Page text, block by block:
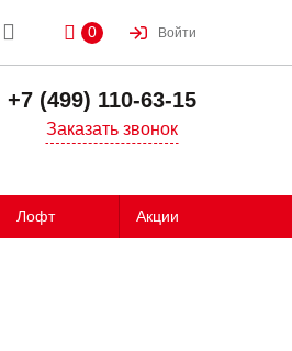
0 Войти
+7 (499) 110-63-15
Заказать звонок
Лофт Акции